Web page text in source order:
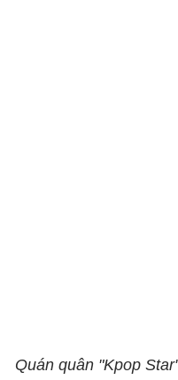
Quán quân "Kpop